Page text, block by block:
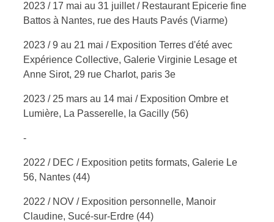
2023 / 17 mai au 31 juillet / Restaurant Epicerie fine
Battos à Nantes, rue des Hauts Pavés (Viarme)
2023 / 9 au 21 mai / Exposition Terres d'été avec
Expérience Collective, Galerie Virginie Lesage et
Anne Sirot, 29 rue Charlot, paris 3e
2023 / 25 mars au 14 mai / Exposition Ombre et
Lumière, La Passerelle, la Gacilly (56)
-
2022 / DEC / Exposition petits formats, Galerie Le
56, Nantes (44)
2022 / NOV / Exposition personnelle, Manoir
Claudine, Sucé-sur-Erdre (44)